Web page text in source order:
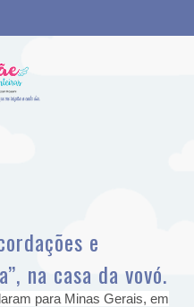
e
na casa da vovó.
para Minas Gerais, em